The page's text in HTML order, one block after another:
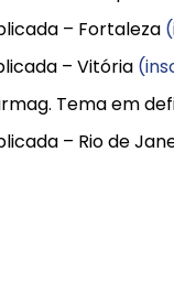
– Fortaleza
– Vitória
Tema em
– Rio de